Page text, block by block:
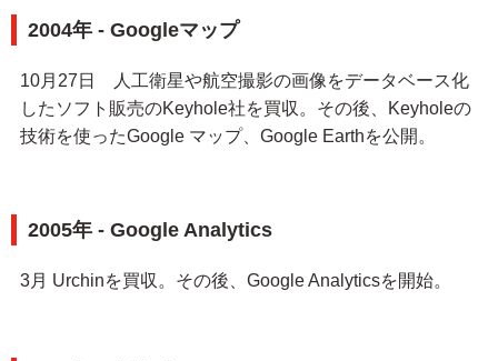
2004年 - Googleマップ
10月27日 人工衛星や航空撮影の画像をデータベース化
したソフト販売のKeyhole社を買収。その後、Keyholeの
技術を使ったGoogle マップ、Google Earthを公開。
2005年 - Google Analytics
3月 Urchinを買収。その後、Google Analyticsを開始。